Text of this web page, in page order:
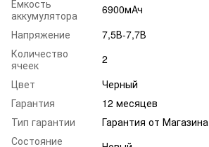
Емкость
аккумулятора
6900мАч
Напряжение
7,5В-7,7В
Количество
ячеек
2
Цвет
Черный
Гарантия
12 месяцев
Тип гарантии
Гарантия от Магазина
Состояние